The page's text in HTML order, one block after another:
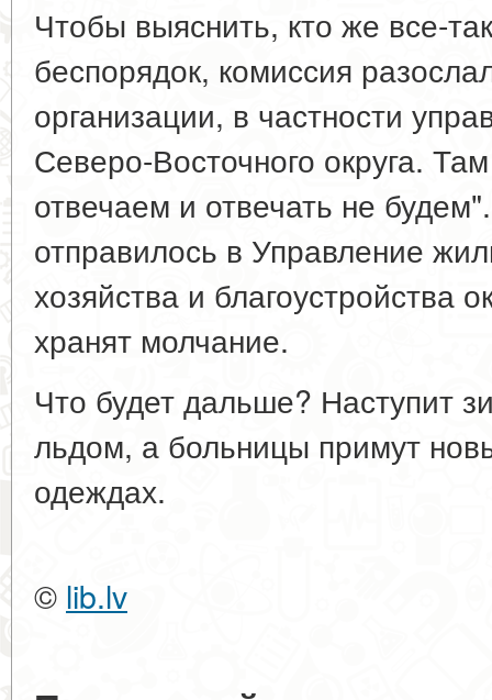
Чтобы выяснить, кто же все-
беспорядок, комиссия
организации, в частности
Северо-Восточного округа.
отвечаем и отвечать не
отправилось в Управление
хозяйства и благоустройства
хранят молчание.
Что будет дальше? Наступит
льдом, а больницы примут
одеждах.
© lib.lv